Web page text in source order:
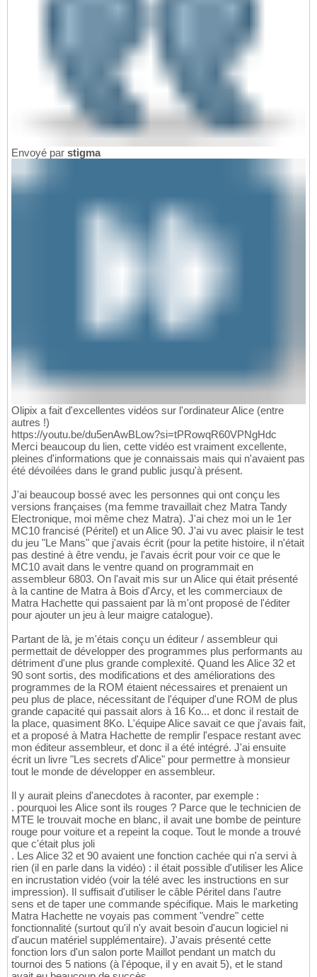
Envoyé par stigma
Olipix a fait d'excellentes vidéos sur l'ordinateur Alice (entre
autres !)
https://youtu.be/du5enAwBLow?si=tPRowqR60VPNgHdc
Merci beaucoup du lien, cette vidéo est vraiment excellente,
pleines d'informations que je connaissais mais qui n'avaient pas
été dévoilées dans le grand public jusqu'à présent.
J'ai beaucoup bossé avec les personnes qui ont conçu les
versions françaises (ma femme travaillait chez Matra Tandy
Electronique, moi même chez Matra). J'ai chez moi un le 1er
MC10 francisé (Péritel) et un Alice 90. J'ai vu avec plaisir le test
du jeu "Le Mans" que j'avais écrit (pour la petite histoire, il n'était
pas destiné à être vendu, je l'avais écrit pour voir ce que le
MC10 avait dans le ventre quand on programmait en
assembleur 6803. On l'avait mis sur un Alice qui était présenté
à la cantine de Matra à Bois d'Arcy, et les commerciaux de
Matra Hachette qui passaient par là m'ont proposé de l'éditer
pour ajouter un jeu à leur maigre catalogue).
Partant de là, je m'étais conçu un éditeur / assembleur qui
permettait de développer des programmes plus performants au
détriment d'une plus grande complexité. Quand les Alice 32 et
90 sont sortis, des modifications et des améliorations des
programmes de la ROM étaient nécessaires et prenaient un
peu plus de place, nécessitant de l'équiper d'une ROM de plus
grande capacité qui passait alors à 16 Ko... et donc il restait de
la place, quasiment 8Ko. L'équipe Alice savait ce que j'avais fait,
et a proposé à Matra Hachette de remplir l'espace restant avec
mon éditeur assembleur, et donc il a été intégré. J'ai ensuite
écrit un livre "Les secrets d'Alice" pour permettre à monsieur
tout le monde de développer en assembleur.
Il y aurait pleins d'anecdotes à raconter, par exemple :
. pourquoi les Alice sont ils rouges ? Parce que le technicien de
MTE le trouvait moche en blanc, il avait une bombe de peinture
rouge pour voiture et a repeint la coque. Tout le monde a trouvé
que c'était plus joli
. Les Alice 32 et 90 avaient une fonction cachée qui n'a servi à
rien (il en parle dans la vidéo) : il était possible d'utiliser les Alice
en incrustation vidéo (voir la télé avec les instructions en sur
impression). Il suffisait d'utiliser le câble Péritel dans l'autre
sens et de taper une commande spécifique. Mais le marketing
Matra Hachette ne voyais pas comment "vendre" cette
fonctionnalité (surtout qu'il n'y avait besoin d'aucun logiciel ni
d'aucun matériel supplémentaire). J'avais présenté cette
fonction lors d'un salon porte Maillot pendant un match du
tournoi des 5 nations (à l'époque, il y en avait 5), et le stand